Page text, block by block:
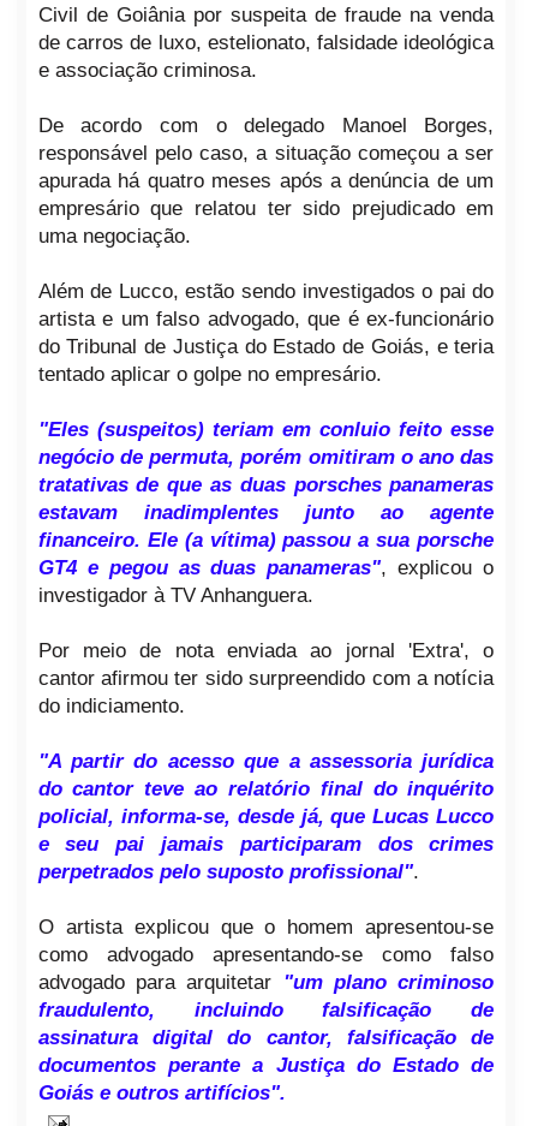
Civil de Goiânia por suspeita de fraude na venda
de carros de luxo, estelionato, falsidade ideológica
e associação criminosa.
De acordo com o delegado Manoel Borges,
responsável pelo caso, a situação começou a ser
apurada há quatro meses após a denúncia de um
empresário que relatou ter sido prejudicado em
uma negociação.
Além de Lucco, estão sendo investigados o pai do
artista e um falso advogado, que é ex-funcionário
do Tribunal de Justiça do Estado de Goiás, e teria
tentado aplicar o golpe no empresário.
"Eles (suspeitos) teriam em conluio feito esse
negócio de permuta, porém omitiram o ano das
tratativas de que as duas porsches panameras
estavam inadimplentes junto ao agente
financeiro. Ele (a vítima) passou a sua porsche
GT4 e pegou as duas panameras", explicou o
investigador à TV Anhanguera.
Por meio de nota enviada ao jornal 'Extra', o
cantor afirmou ter sido surpreendido com a notícia
do indiciamento.
"A partir do acesso que a assessoria jurídica
do cantor teve ao relatório final do inquérito
policial, informa-se, desde já, que Lucas Lucco
e seu pai jamais participaram dos crimes
perpetrados pelo suposto profissional".
O artista explicou que o homem apresentou-se
como advogado apresentando-se como falso
advogado para arquitetar "um plano criminoso
fraudulento, incluindo falsificação de
assinatura digital do cantor, falsificação de
documentos perante a Justiça do Estado de
Goiás e outros artifícios".